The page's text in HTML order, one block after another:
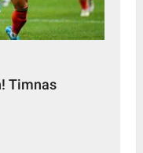
Timnas